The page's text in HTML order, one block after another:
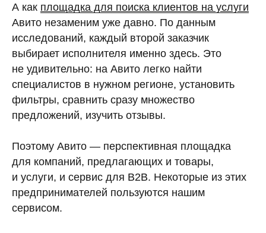
А как площадка для поиска клиентов на услуги
Авито незаменим уже давно. По данным
исследований, каждый второй заказчик
выбирает исполнителя именно здесь. Это
не удивительно: на Авито легко найти
специалистов в нужном регионе, установить
фильтры, сравнить сразу множество
предложений, изучить отзывы.
Поэтому Авито — перспективная площадка
для компаний, предлагающих и товары,
и услуги, и сервис для B2B. Некоторые из этих
предпринимателей пользуются нашим
сервисом.